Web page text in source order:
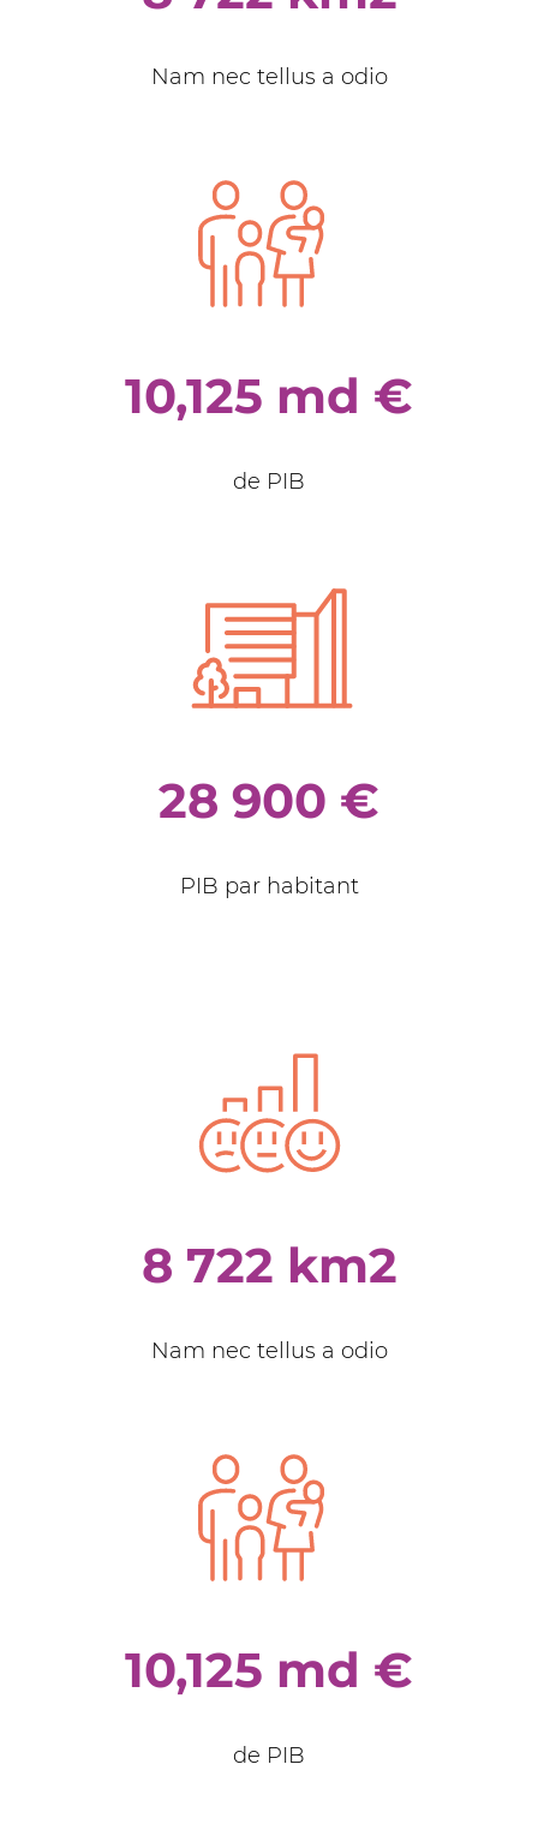
Nam nec tellus a odio
10,125 md €
de PIB
28 900 €
PIB par habitant
8 722 km2
Nam nec tellus a odio
10,125 md €
de PIB